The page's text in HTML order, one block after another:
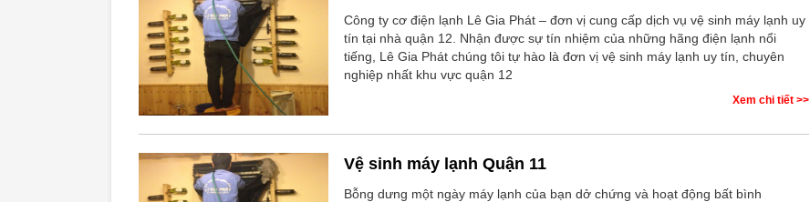
Công ty cơ điện lạnh Lê Gia Phát – đơn vị cung cấp dịch vụ vệ sinh máy lạnh uy
tín tại nhà quận 12. Nhận được sự tín nhiệm của những hãng điện lạnh nổi
tiếng, Lê Gia Phát chúng tôi tự hào là đơn vị vệ sinh máy lạnh uy tín, chuyên
nghiệp nhất khu vực quận 12
Xem chi tiết >>
Vệ sinh máy lạnh Quận 11
Bỗng dưng một ngày máy lạnh của bạn dở chứng và hoạt động bất bình